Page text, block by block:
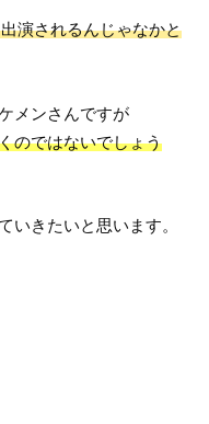
演されるんじゃなかと
メンさんですが
のではないでしょう
いきたいと思います。